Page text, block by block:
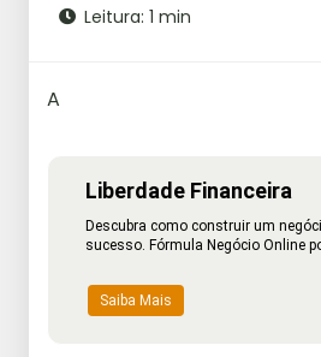
Leitura: 1 min
A
Liberdade Financeira
Descubra como construir um
sucesso. Fórmula Negócio Online
Saiba Mais